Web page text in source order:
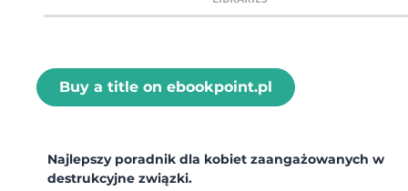
Buy a title on ebookpoint.pl
Najlepszy poradnik dla kobiet zaangażowanych w
destrukcyjne związki.